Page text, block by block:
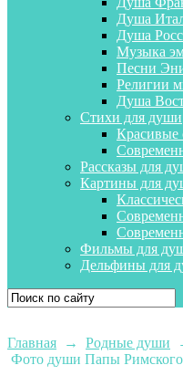
Душа
Душа
Музыка
Песни
Религии
Душа
Стихи для души
Красивые
Рассказы для
Картины для
Фильмы для
Дельфины для
Главная → Родные души
Фото души Папы Римского